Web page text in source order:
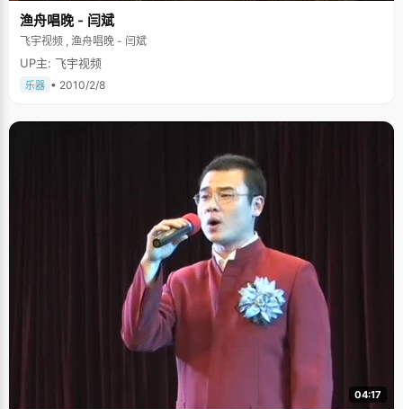
没我努力"，好的学习和做事的习惯，让陈璐学习起来更加的轻松和条理清
晰，因此她比一般的同学在学习上花费的时间更少，更有效率。"说学习不努
力那是骗人的"，陈璐强调说，如果老师讲的内容她都学会了，就会按照自己
的规划做一些加餐，或者提前学习以后的课程。高二结束的时候，陈璐已经
基本将高三课程的知识全部掌握了，"我做题速度比较快，已有的题做完了，
会找一些更加深入更有难度的题来做。" 陈璐记笔记也很有特点，同样的课
和思路，另外一套是课后做题和复习时候经过自己的思考总结出来的笔记，
经常被同学们奉为复习宝典，经常被借阅传抄，尤其是地理笔记，几乎成了
全班人有一份的范本。可见，陈璐在学习上的用心。 爱好文艺，渴望当个主
看电视，觉得那些主持人太厉害了，能说会道，后来就开始喜欢上广播电视
专业，觉得可以带给大家很多知识和乐趣"。 以前一直在军事化管理的学校上
学，陈璐活跃的文艺细胞没有自由的发挥空间，但性格开朗活泼的陈璐一直
积极的向这方面发展，在学校的开学典礼、高考百日誓师这样的仪式上小露
了一手。如今到了北大，一直蠢蠢欲动的陈璐终于有了表演的舞台，"我报名
参加了学校的广播站，其实我原来想报名主持人的，但是因为海拔的原因，
他们劝我还是转战幕后吧，所以我就去了广播站"，陈璐自嘲的皱了皱眉，随
后又哈哈的笑了起来，天真调皮尽显脸上。 与陈璐的采访在欢声笑语中结
束，她身上特有的无畏和爽朗感染着我们，正值深秋，她的笑容灿烂得犹如
初夏的阳光，灿烂温暖，非常舒服。
渔舟唱晚 - 闫斌
飞宇视频 , 渔舟唱晚 - 闫斌
UP主: 飞宇视频
乐器 • 2010/2/8
04:17